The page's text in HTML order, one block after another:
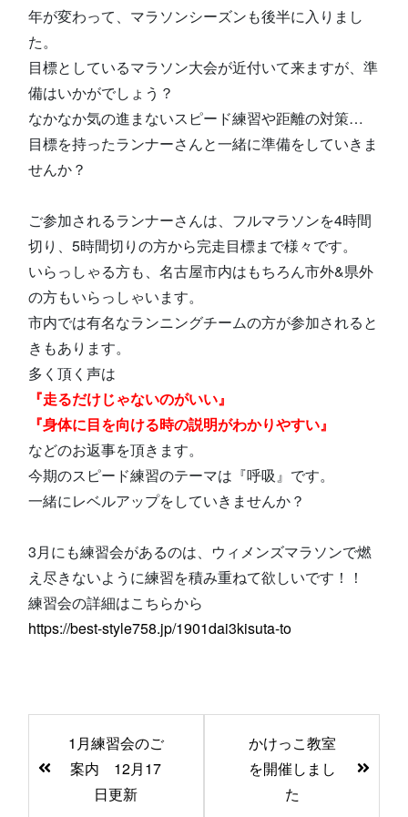
アクセス
体験予約する
年が変わって、マラソンシーズンも後半に入りまし
た。
目標としているマラソン大会が近付いて来ますが、準
備はいかがでしょう？
なかなか気の進まないスピード練習や距離の対策…
目標を持ったランナーさんと一緒に準備をしていきま
せんか？
ご参加されるランナーさんは、フルマラソンを4時間
切り、5時間切りの方から完走目標まで様々です。
いらっしゃる方も、名古屋市内はもちろん市外&県外
の方もいらっしゃいます。
市内では有名なランニングチームの方が参加されると
きもあります。
多く頂く声は
『走るだけじゃないのがいい』
『身体に目を向ける時の説明がわかりやすい』
などのお返事を頂きます。
今期のスピード練習のテーマは『呼吸』です。
一緒にレベルアップをしていきませんか？
3月にも練習会があるのは、ウィメンズマラソンで燃
え尽きないように練習を積み重ねて欲しいです！！
練習会の詳細はこちらから
https://best-style758.jp/1901dai3kisuta-to
の
1月練習会のご
案内 12月17
日更新
かけっこ教室
を開催しまし
た